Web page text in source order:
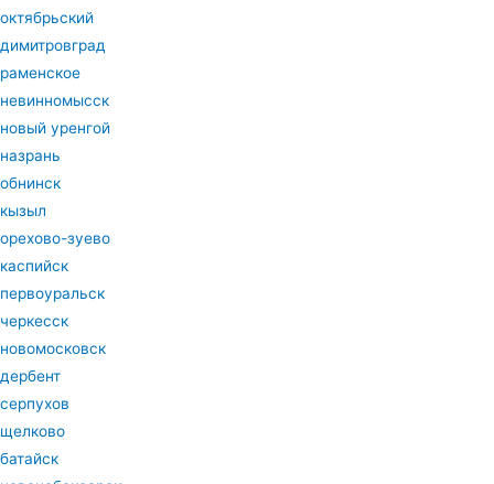
октябрьский
димитровград
раменское
невинномысск
новый уренгой
назрань
обнинск
кызыл
орехово-зуево
каспийск
первоуральск
черкесск
новомосковск
дербент
серпухов
щелково
батайск